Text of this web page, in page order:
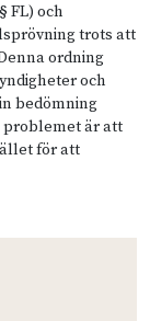
FL) och
trots att
ordning
och
bedömning
problemet är att
för att